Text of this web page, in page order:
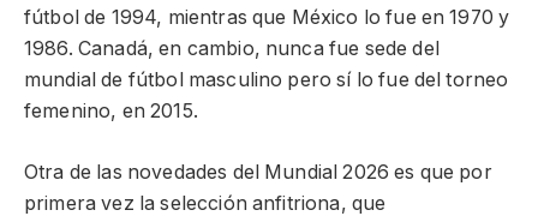
fútbol de 1994, mientras que México lo fue en 1970 y
1986. Canadá, en cambio, nunca fue sede del
mundial de fútbol masculino pero sí lo fue del torneo
femenino, en 2015.
Otra de las novedades del Mundial 2026 es que por
primera vez la selección anfitriona, que